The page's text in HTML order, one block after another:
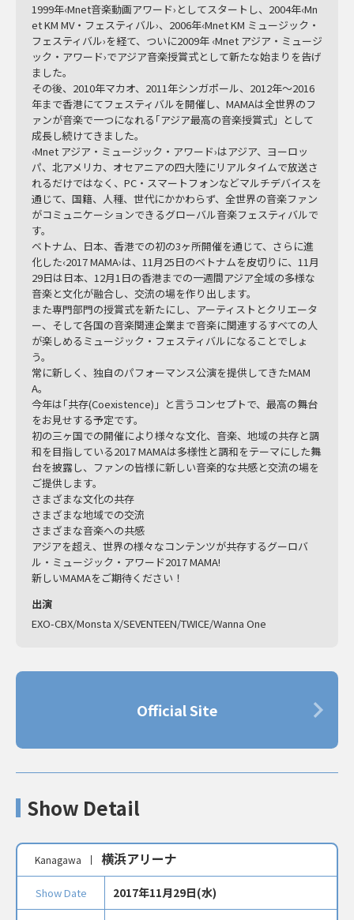
1999年‹Mnet音楽動画アワード›としてスタートし、2004年‹Mn
et KM MV・フェスティバル›、2006年‹Mnet KM ミュージック・
フェスティバル›を経て、ついに2009年 ‹Mnet アジア・ミュージ
ック・アワード›でアジア音楽授賞式として新たな始まりを告げ
ました。
その後、2010年マカオ、2011年シンガポール、2012年～2016
年まで香港にてフェスティバルを開催し、MAMAは全世界のフ
ァンが音楽で一つになれる｢アジア最高の音楽授賞式」として
成長し続けてきました。
‹Mnet アジア・ミュージック・アワード›はアジア、ヨーロッ
パ、北アメリカ、オセアニアの四大陸にリアルタイムで放送さ
れるだけではなく、PC・スマートフォンなどマルチデバイスを
通じて、国籍、人種、世代にかかわらず、全世界の音楽ファン
がコミュニケーションできるグローバル音楽フェスティバルで
す。
ベトナム、日本、香港での初の3ヶ所開催を通じて、さらに進
化した‹2017 MAMA›は、11月25日のベトナムを皮切りに、11月
29日は日本、12月1日の香港までの一週間アジア全域の多様な
音楽と文化が融合し、交流の場を作り出します。
また専門部門の授賞式を新たにし、アーティストとクリエータ
ー、そして各国の音楽関連企業まで音楽に関連するすべての人
が楽しめるミュージック・フェスティバルになることでしょ
う。
常に新しく、独自のパフォーマンス公演を提供してきたMAM
A。
今年は｢共存(Coexistence)」と言うコンセプトで、最高の舞台
をお見せする予定です。
初の三ヶ国での開催により様々な文化、音楽、地域の共存と調
和を目指している2017 MAMAは多様性と調和をテーマにした舞
台を披露し、ファンの皆様に新しい音楽的な共感と交流の場を
ご提供します。
さまざまな文化の共存
さまざまな地域での交流
さまざまな音楽への共感
アジアを超え、世界の様々なコンテンツが共存するグーロバ
ル・ミュージック・アワード2017 MAMA!
新しいMAMAをご期待ください！
出演
EXO-CBX/Monsta X/SEVENTEEN/TWICE/Wanna One
Official Site
Show Detail
Kanagawa 横浜アリーナ
Show Date 2017年11月29日(水)